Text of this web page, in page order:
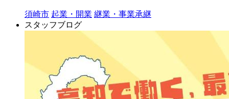
須崎市 起業・開業 継業・事業承継
スタッフブログ